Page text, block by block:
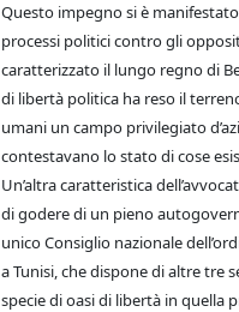
Questo impegno si è
processi politici contro gli
caratterizzato il lungo regno di
di libertà politica ha reso il
umani un campo privilegiato
contestavano lo stato di cose
Un’altra caratteristica
di godere di un pieno
unico Consiglio nazionale
a Tunisi, che dispone di altre tre
specie di oasi di libertà in quella